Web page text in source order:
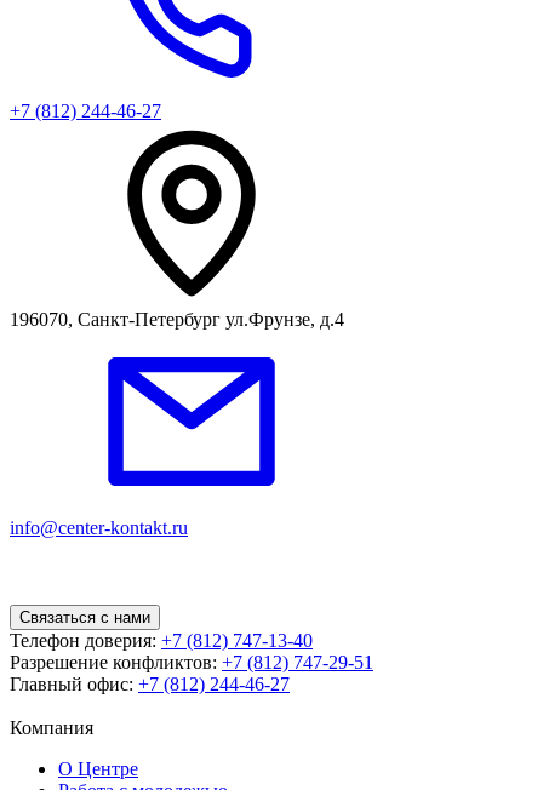
+7 (812) 244-46-27
196070, Санкт-Петербург ул.Фрунзе, д.4
info@center-kontakt.ru
Связаться с нами
Телефон доверия: +7 (812) 747-13-40
Разрешение конфликтов: +7 (812) 747-29-51
Главный офис: +7 (812) 244-46-27
Компания
О Центре